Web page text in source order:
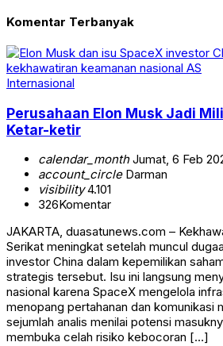
Komentar Terbanyak
Internasional
Perusahaan Elon Musk Jadi
Ketar-ketir
calendar_monthJumat, 6 Feb
account_circleDarman
visibility4.101
326Komentar
JAKARTA, duasatunews.com –
Serikat meningkat setelah muncul
investor China dalam kepemilikan
strategis tersebut. Isu ini langsung
nasional karena SpaceX mengelola
menopang pertahanan dan komunikasi
sejumlah analis menilai potensi
membuka celah risiko kebocoran […]